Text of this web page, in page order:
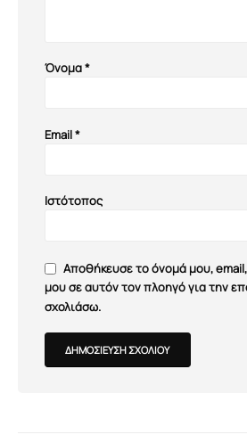
Όνομα*
Email*
Ιστότοπος
Αποθήκευσε το όνομά μου,
μου σε αυτόν τον πλοηγό για την
σχολιάσω.